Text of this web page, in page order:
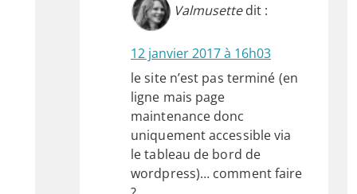
Valmusette dit :
12 janvier 2017 à 16h03
le site n’est pas terminé (en
ligne mais page
maintenance donc
uniquement accessible via
le tableau de bord de
wordpress)… comment faire